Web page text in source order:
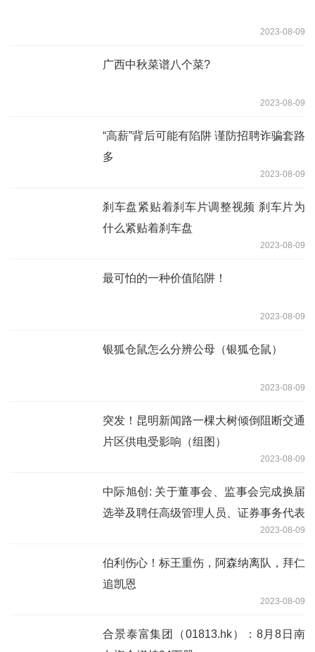
2023-08-09
广西中秋菜谱八个菜?
2023-08-09
“高薪”背后可能有陷阱 谨防招聘诈骗套路
多
2023-08-09
刹车盘紧贴着刹车片调整视频 刹车片为
什么紧贴着刹车盘
2023-08-09
最可怕的一种价值陷阱！
2023-08-09
银狐仓鼠怎么分辨公母（银狐仓鼠）
2023-08-09
突发！昆明新闻路一棵大树倾倒阻断交通
片区供电受影响（组图）
2023-08-09
中际旭创: 关于董事会、监事会完成换届
选举及聘任高级管理人员、证券事务代表
2023-08-09
伯利伤心！标王重伤，阿森纳离队，拜仁
追凯恩
2023-08-09
合景泰富集团（01813.hk）：8月8日南